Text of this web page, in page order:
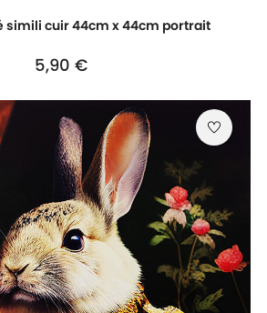
simili cuir 44cm x 44cm portrait
Prix
5,90 €